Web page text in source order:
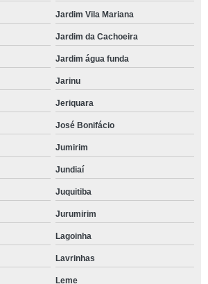
Jardim Vila Mariana
Jardim da Cachoeira
Jardim água funda
Jarinu
Jeriquara
José Bonifácio
Jumirim
Jundiaí
Juquitiba
Jurumirim
Lagoinha
Lavrinhas
Leme